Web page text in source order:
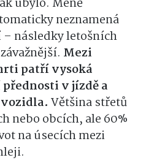
ubylo. Méně
neznamená
následky letošních
Mezi
patří vysoká
v jízdě a
Většina střetů
nebo obcích, ale 60%
na úsecích mezi